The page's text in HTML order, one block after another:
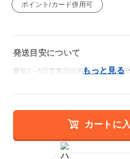
ポイント/カード併用可
発送目安について
最短2～5日営業日以内で発送（休業
カートに